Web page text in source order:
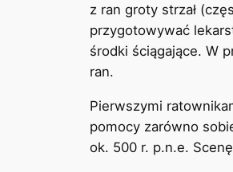
z ran groty strzał
przygotowywać
środki ściągające. W
ran.
Pierwszymi
pomocy zarówno
ok. 500 r. p.n.e.